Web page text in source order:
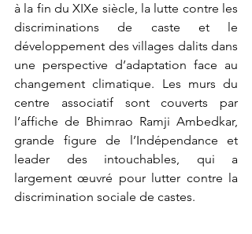
à la fin du XIXe siècle, la lutte contre les
discriminations de caste et le
développement des villages dalits dans
une perspective d’adaptation face au
changement climatique. Les murs du
centre associatif sont couverts par
l’affiche de Bhimrao Ramji Ambedkar,
grande figure de l’Indépendance et
leader des intouchables, qui a
largement œuvré pour lutter contre la
discrimination sociale de castes.